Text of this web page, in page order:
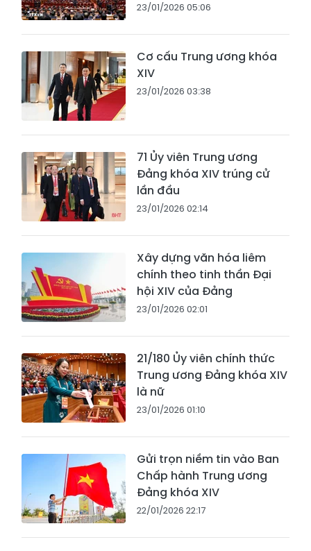
23/01/2026 05:06
Cơ cấu Trung ương khóa
XIV
23/01/2026 03:38
71 Ủy viên Trung ương
Đảng khóa XIV trúng cử
lần đầu
23/01/2026 02:14
Xây dựng văn hóa liêm
chính theo tinh thần Đại
hội XIV của Đảng
23/01/2026 02:01
21/180 Ủy viên chính thức
Trung ương Đảng khóa XIV
là nữ
23/01/2026 01:10
Gửi trọn niềm tin vào Ban
Chấp hành Trung ương
Đảng khóa XIV
22/01/2026 22:17